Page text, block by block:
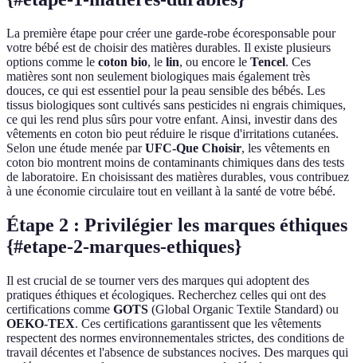
La première étape pour créer une garde-robe écoresponsable pour
votre bébé est de choisir des matières durables. Il existe plusieurs
options comme le coton bio, le lin, ou encore le Tencel. Ces
matières sont non seulement biologiques mais également très
douces, ce qui est essentiel pour la peau sensible des bébés. Les
tissus biologiques sont cultivés sans pesticides ni engrais chimiques,
ce qui les rend plus sûrs pour votre enfant. Ainsi, investir dans des
vêtements en coton bio peut réduire le risque d'irritations cutanées.
Selon une étude menée parUFC-Que Choisir, les vêtements en
coton bio montrent moins de contaminants chimiques dans des tests
de laboratoire. En choisissant des matières durables, vous contribuez
à une économie circulaire tout en veillant à la santé de votre bébé.
Étape 2 : Privilégier les marques éthiques
{#etape-2-marques-ethiques}
Il est crucial de se tourner vers des marques qui adoptent des
pratiques éthiques et écologiques. Recherchez celles qui ont des
certifications comme GOTS (Global Organic Textile Standard) ou
OEKO-TEX. Ces certifications garantissent que les vêtements
respectent des normes environnementales strictes, des conditions de
travail décentes et l'absence de substances nocives. Des marques qui